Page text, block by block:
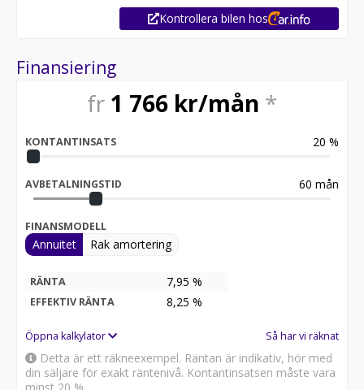
Kontrollera bilen hos
Finansiering
fr 1 766 kr/mån *
KONTANTINSATS 20 %
AVBETALNINGSTID 60 mån
FINANSMODELL
Annuitet Rak amortering
RÄNTA 7,95 %
EFFEKTIV RÄNTA 8,25 %
Öppna kalkylator Så har vi räknat
Detta är ett räkneexempel. Räntan är indikativ, hör med
din säljare för exakt räntenivå. Kontantinsatsen måste vara
minst 20 %.